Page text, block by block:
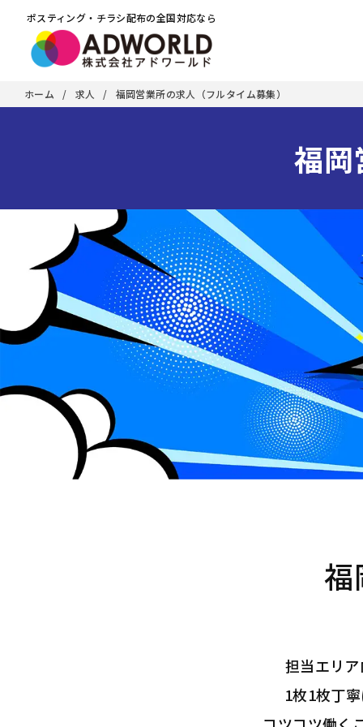
ポスティング・チラシ配布の全国対応なら
ホーム 求人 福岡営業所の求人（フルタイム募集）
福岡
福
担当エリ
1枚1枚丁